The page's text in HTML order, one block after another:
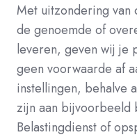
Met uitzondering
de genoemde of
leveren, geven wij je
geen voorwaarde af
instellingen, behalve
zijn aan bijvoorbeeld
Belastingdienst of